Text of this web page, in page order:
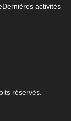
Dernières activités
réservés.